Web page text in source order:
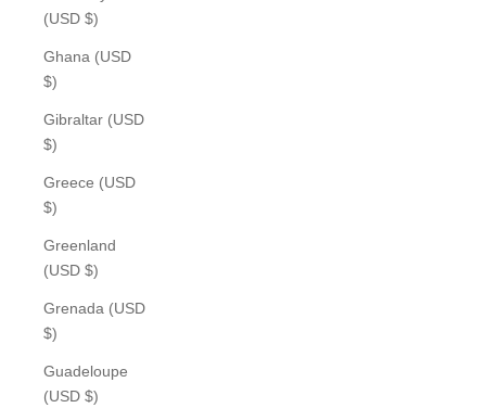
(USD $)
Ghana (USD
$)
Gibraltar (USD
$)
Greece (USD
$)
Greenland
(USD $)
Grenada (USD
$)
Guadeloupe
(USD $)